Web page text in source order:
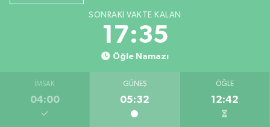
SONRAKI VAKTE KALAN
17:35
Öğle Namazı
İMSAK
04:00
GÜNEŞ
05:32
ÖĞLE
12:42